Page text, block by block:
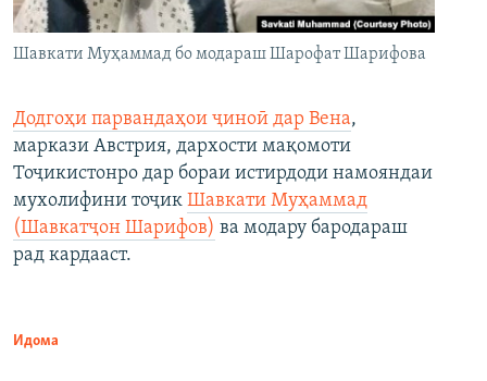
Шавкати Муҳаммад бо модараш Шарофат Шарифова
Додгоҳи парвандаҳои ҷиноӣ дар Вена,
маркази Австрия, дархости мақомоти
Тоҷикистонро дар бораи истирдоди намояндаи
мухолифини тоҷик Шавкати Муҳаммад
(Шавкатҷон Шарифов) ва модару бародараш
рад кардааст.
Идома